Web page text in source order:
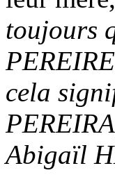
toujours
PEREIRE
cela
Abigaïl